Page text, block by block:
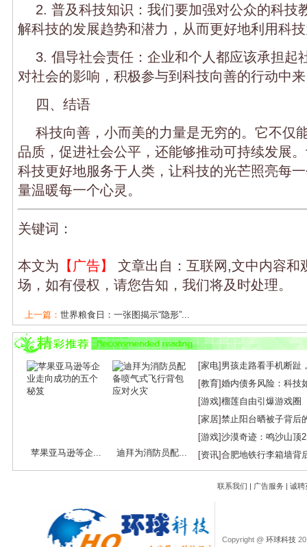
2. 普及科技知识：我们要加强对公众的科技
解科技的发展趋势和潜力，从而更好地利用科
3. 倡导社会责任：企业和个人都应该承担起
对社会的影响，积极参与到科技向善的行动中
四、结语
科技向善，小而美的力量是无穷的。它不仅
品质，促进社会公平，还能够推动可持续发展
科技更好地服务于人类，让科技的光芒照亮每
量温暖每一个心灵。
关键词：
本文为 【广告】
文章出自：互联网,文中内容和
场，如有侵权，请您告知，我们将及时处理。
上一篇： 世界粮食日：一张图揭示“隐形”...
下一篇：携手共筑儿童青少年心理健康防线...
苹果亚马逊等企... 迪拜为消防员配...
[家电] 男孩走路看手机断趾
[教育]婚内债务风险：科技
[游戏]榴莲自由引爆游戏圈
[家居]禁止阳台晒被子背后
[游戏]沙漠奇迹：鸣沙山顶
[资讯]合肥地铁行李箱墙背
联系我们 | 广告服务 | 诚聘
Copyright @ 环球科技